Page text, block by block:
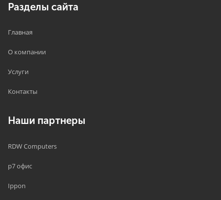
Разделы сайта
Главная
О компании
Услуги
Контакты
Наши партнеры
RDW Computers
р7 офис
Ippon